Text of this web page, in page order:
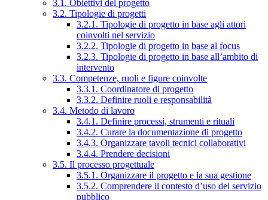
3.1. Obiettivi del progetto
3.2. Tipologie di progetti
3.2.1. Tipologie di progetto in base agli attori
coinvolti nel servizio
3.2.2. Tipologie di progetto in base al focus
3.2.3. Tipologie di progetto in base all’ambito di
intervento
3.3. Competenze, ruoli e figure coinvolte
3.3.1. Coordinatore di progetto
3.3.2. Definire ruoli e responsabilità
3.4. Metodo di lavoro
3.4.1. Definire processi, strumenti e rituali
3.4.2. Curare la documentazione di progetto
3.4.3. Organizzare tavoli tecnici collaborativi
3.4.4. Prendere decisioni
3.5. Il processo progettuale
3.5.1. Organizzare il progetto e la sua gestione
3.5.2. Comprendere il contesto d’uso del servizio
pubblico